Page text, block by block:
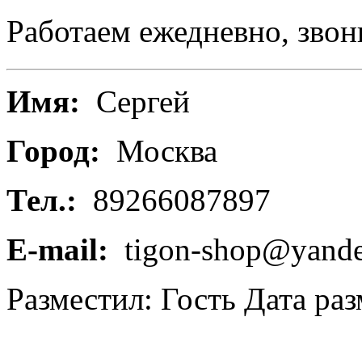
Работаем ежедневно,
Имя: Сергей
Город: Москва
Тел.: 89266087897
E-mail: tigon-
Разместил: Гость Дата